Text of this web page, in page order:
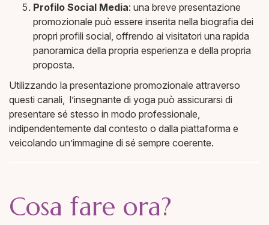
Profilo Social Media: una breve presentazione
promozionale può essere inserita nella biografia dei
propri profili social, offrendo ai visitatori una rapida
panoramica della propria esperienza e della propria
proposta.
Utilizzando la presentazione promozionale attraverso
questi canali, l’insegnante di yoga può assicurarsi di
presentare sé stesso in modo professionale,
indipendentemente dal contesto o dalla piattaforma e
veicolando un’immagine di sé sempre coerente.
Cosa fare ora?